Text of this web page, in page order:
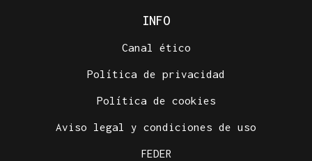
INFO
Canal ético
Política de privacidad
Política de cookies
Aviso legal y condiciones de uso
FEDER